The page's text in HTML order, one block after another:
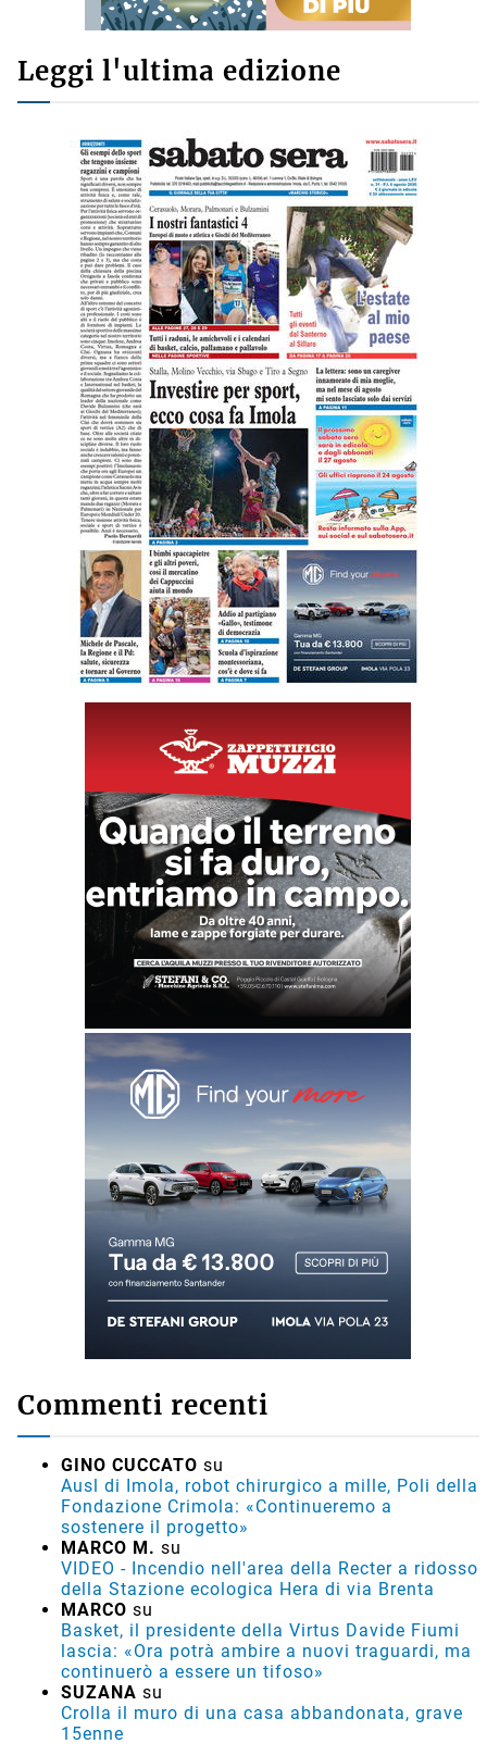
Leggi l'ultima edizione
Commenti recenti
GINO CUCCATO su
Ausl di Imola, robot chirurgico a mille, Poli della
Fondazione Crimola: «Continueremo a
sostenere il progetto»
MARCO M. su
VIDEO - Incendio nell'area della Recter a ridosso
della Stazione ecologica Hera di via Brenta
MARCO su
Basket, il presidente della Virtus Davide Fiumi
lascia: «Ora potrà ambire a nuovi traguardi, ma
continuerò a essere un tifoso»
SUZANA su
Crolla il muro di una casa abbandonata, grave
15enne